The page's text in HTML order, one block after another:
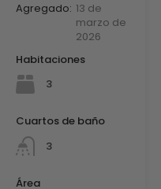
Agregado: 13 de
marzo de
2026
Habitaciones
3
Cuartos de baño
3
Área